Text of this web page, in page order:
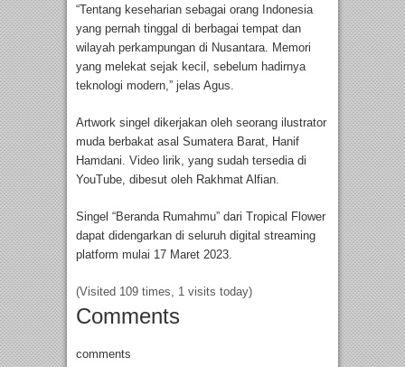
“Tentang keseharian sebagai orang Indonesia
yang pernah tinggal di berbagai tempat dan
wilayah perkampungan di Nusantara. Memori
yang melekat sejak kecil, sebelum hadirnya
teknologi modern,” jelas Agus.
Artwork singel dikerjakan oleh seorang ilustrator
muda berbakat asal Sumatera Barat, Hanif
Hamdani. Video lirik, yang sudah tersedia di
YouTube, dibesut oleh Rakhmat Alfian.
Singel “Beranda Rumahmu” dari Tropical Flower
dapat didengarkan di seluruh digital streaming
platform mulai 17 Maret 2023.
(Visited 109 times, 1 visits today)
Comments
comments